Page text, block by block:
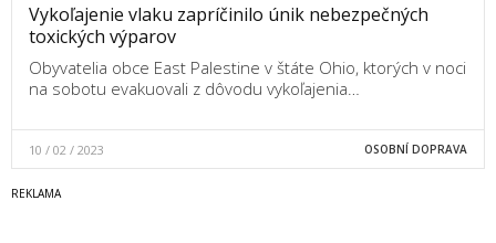
Vykoľajenie vlaku zapríčinilo únik nebezpečných
toxických výparov
Obyvatelia obce East Palestine v štáte Ohio, ktorých v noci
na sobotu evakuovali z dôvodu vykoľajenia…
10 / 02 / 2023 OSOBNÍ DOPRAVA